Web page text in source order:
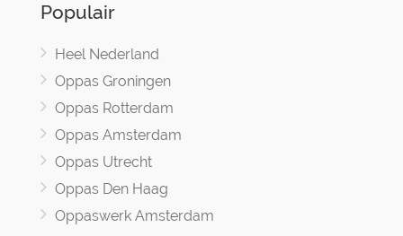
Populair
Heel Nederland
Oppas Groningen
Oppas Rotterdam
Oppas Amsterdam
Oppas Utrecht
Oppas Den Haag
Oppaswerk Amsterdam